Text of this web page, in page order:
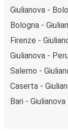
Giulianova -
Bologna -
Firenze -
Giulianova -
Salerno -
Caserta -
Bari - Giulianova